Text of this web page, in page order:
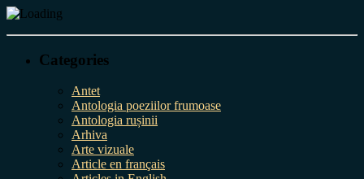
Categories
Antet
Antologia poeziilor frumoase
Antologia rușinii
Arhiva
Arte vizuale
Article en français